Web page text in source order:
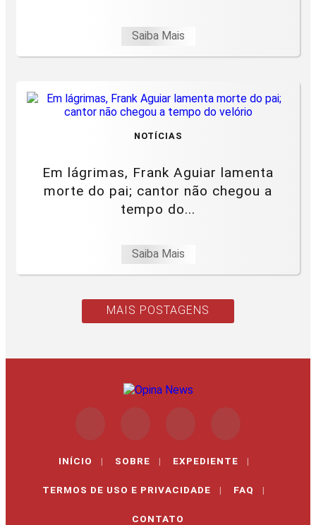
Saiba Mais
NOTÍCIAS
Em lágrimas, Frank Aguiar lamenta
morte do pai; cantor não chegou a
tempo do...
Saiba Mais
MAIS POSTAGENS
INÍCIO | SOBRE | EXPEDIENTE |
TERMOS DE USO E PRIVACIDADE | FAQ |
CONTATO